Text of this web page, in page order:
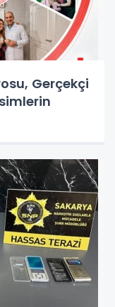
Gerçekçi